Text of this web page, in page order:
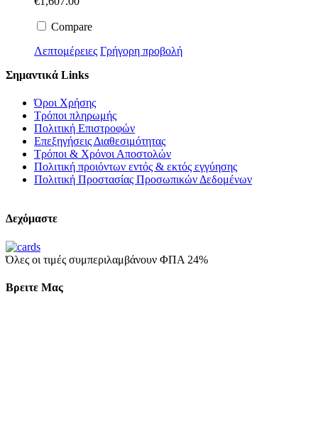
Compare
Λεπτομέρειες Γρήγορη προβολή
Σημαντικά Links
Όροι Χρήσης
Τρόποι πληρωμής
Πολιτική Επιστροφών
Επεξηγήσεις Διαθεσιμότητας
Τρόποι & Χρόνοι Αποστολών
Πολιτική προιόντων εντός & εκτός εγγύησης
Πολιτική Προστασίας Προσωπικών Δεδομένων
Δεχόμαστε
Όλες οι τιμές συμπεριλαμβάνουν ΦΠΑ 24%
Βρειτε Μας